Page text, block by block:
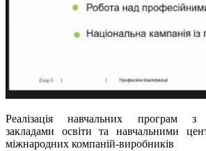
Реалізація навчальних програм з
закладами освіти та навчальними
міжнародних компаній-виробників